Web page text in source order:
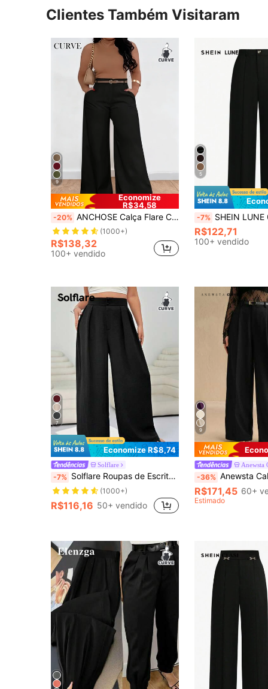
Clientes Também Visitaram
9
Economize
R$34,58
-20% ANCHOSE Calça Flare Casual Preta de Cintura Alta com Design de Bolsos, Corte Solto, Plus Size, para Mulheres, Início do Outono (Cinto Não Incluído)
(1000+)
R$138,32
100+ vendido
5
-7% SHEIN LUNE Calça de Terno
R$122,71
100+ vendido
7
Economize R$8,74
Solflare
-7% Solflare Roupas de Escritório Plus Size para Mulheres, Calça Casual Preta de Cintura Alta e Perna Reta, Minimalista & Estilosa
(1000+)
R$116,16 50+ vendido
9
Anewsta
-36% Anewsta Calças Retas Casuais e de
R$171,45 60+
Estimado